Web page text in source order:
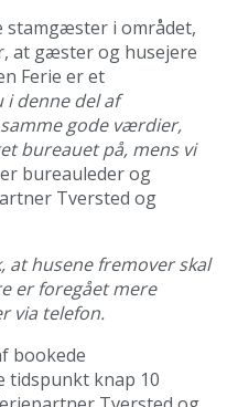
stamgæster i området,
at gæster og husejere
Ferie er et
denne del af
gode værdier,
bureauet på, mens vi
bureauleder og
Tversted og
husene fremover skal
er foregået mere
via telefon.
bookede
tidspunkt knap 10